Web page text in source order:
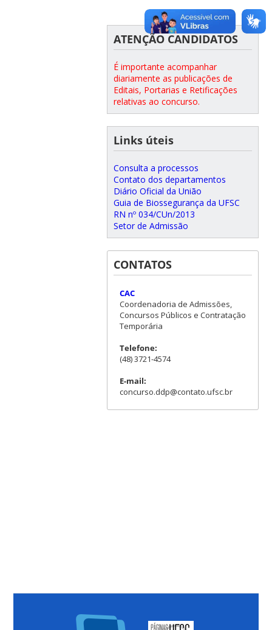
ATENÇÃO CANDIDATOS
É importante acompanhar
diariamente as publicações de
Editais, Portarias e Retificações
relativas ao concurso.
Links úteis
Consulta a processos
Contato dos departamentos
Diário Oficial da União
Guia de Biossegurança da UFSC
RN nº 034/CUn/2013
Setor de Admissão
CONTATOS
CAC
Coordenadoria de Admissões,
Concursos Públicos e Contratação
Temporária
Telefone:
(48) 3721-4574
E-mail:
concurso.ddp@contato.ufsc.br